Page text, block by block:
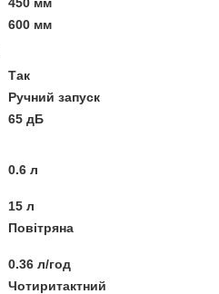
600 мм
Так
Ручний запуск
65 дБ
0.6 л
15 л
Повітряна
0.36 л/год
Чотиритактний